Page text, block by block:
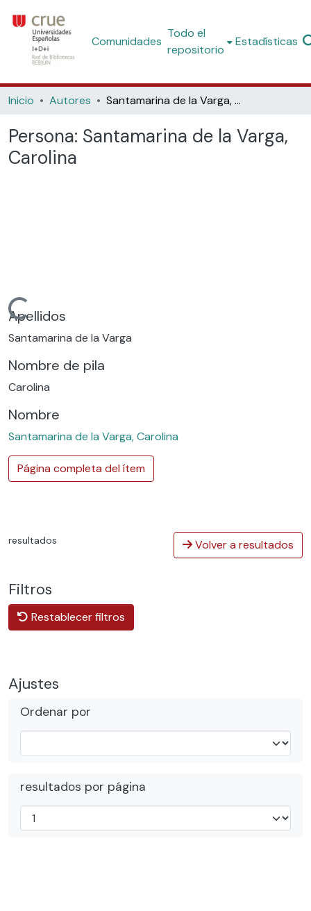
Comunidades
Todo el
repositorio
Estadísticas
Inicio Autores Santamarina de la Varga, Carolina
Persona: Santamarina de la Varga,
Carolina
Cargando...
Apellidos
Santamarina de la Varga
Nombre de pila
Carolina
Nombre
Santamarina de la Varga, Carolina
Página completa del ítem
resultados Volver a resultados
Filtros
Restablecer filtros
Ajustes
Ordenar por
resultados por página